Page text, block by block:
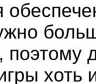
поэтому
хоть